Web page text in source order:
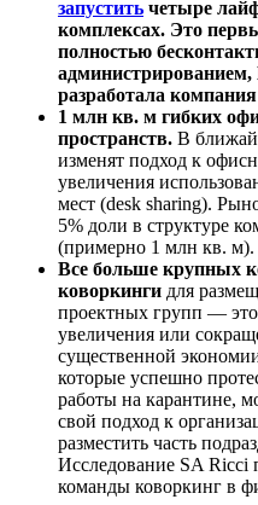
запустить четыре
комплексах. Это
полностью
разработала компания
1 млн кв. м гибких
пространств. В
изменят подход к
увеличения
мест (desk sharing).
5% доли в структуре
(примерно 1 млн кв. м).
Все больше крупных
коворкинги для
проектных групп — это
увеличения или
существенной
которые успешно
работы на карантине,
свой подход к
разместить часть
Исследование SA Ricci
команды коворкинг в